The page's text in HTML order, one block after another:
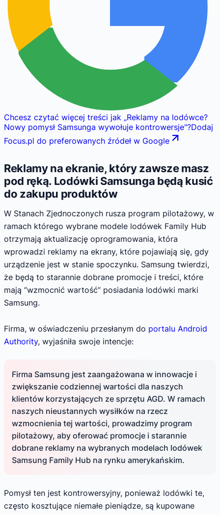
Chcesz czytać więcej treści jak „Reklamy na lodówce?
Nowy pomysł Samsunga wywołuje kontrowersje"?Dodaj
Focus.pl do preferowanych źródeł w Google
Reklamy na ekranie, który zawsze masz
pod ręką. Lodówki Samsunga będą kusić
do zakupu produktów
W Stanach Zjednoczonych rusza program pilotażowy, w
ramach którego wybrane modele lodówek Family Hub
otrzymają aktualizację oprogramowania, która
wprowadzi reklamy na ekrany, które pojawiają się, gdy
urządzenie jest w stanie spoczynku. Samsung twierdzi,
że będą to starannie dobrane promocje i treści, które
mają “wzmocnić wartość” posiadania lodówki marki
Samsung.
Firma, w oświadczeniu przesłanym do portalu Android
Authority, wyjaśniła swoje intencje:
Firma Samsung jest zaangażowana w innowacje i
zwiększanie codziennej wartości dla naszych
klientów korzystających ze sprzętu AGD. W ramach
naszych nieustannych wysiłków na rzecz
wzmocnienia tej wartości, prowadzimy program
pilotażowy, aby oferować promocje i starannie
dobrane reklamy na wybranych modelach lodówek
Samsung Family Hub na rynku amerykańskim.
Pomysł ten jest kontrowersyjny, ponieważ lodówki te,
często kosztujące niemałe pieniądze, są kupowane